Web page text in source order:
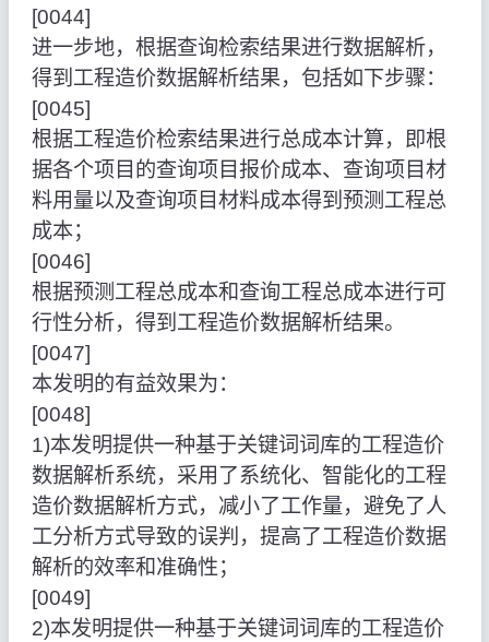
[0044]
进一步地，根据查询检索结果进行数据解析，
得到工程造价数据解析结果，包括如下步骤：
[0045]
根据工程造价检索结果进行总成本计算，即根
据各个项目的查询项目报价成本、查询项目材
料用量以及查询项目材料成本得到预测工程总
成本；
[0046]
根据预测工程总成本和查询工程总成本进行可
行性分析，得到工程造价数据解析结果。
[0047]
本发明的有益效果为：
[0048]
1)本发明提供一种基于关键词词库的工程造价
数据解析系统，采用了系统化、智能化的工程
造价数据解析方式，减小了工作量，避免了人
工分析方式导致的误判，提高了工程造价数据
解析的效率和准确性；
[0049]
2)本发明提供一种基于关键词词库的工程造价